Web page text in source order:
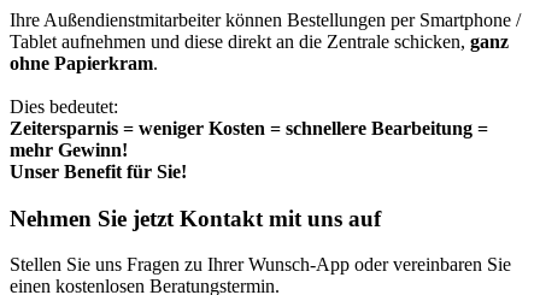
Ihre Außendienstmitarbeiter können Bestellungen per Smartphone /
Tablet aufnehmen und diese direkt an die Zentrale schicken, ganz
ohne Papierkram.
Dies bedeutet:
Zeitersparnis = weniger Kosten = schnellere Bearbeitung =
mehr Gewinn!
Unser Benefit für Sie!
Nehmen Sie jetzt Kontakt mit uns auf
Stellen Sie uns Fragen zu Ihrer Wunsch-App oder vereinbaren Sie
einen kostenlosen Beratungstermin.